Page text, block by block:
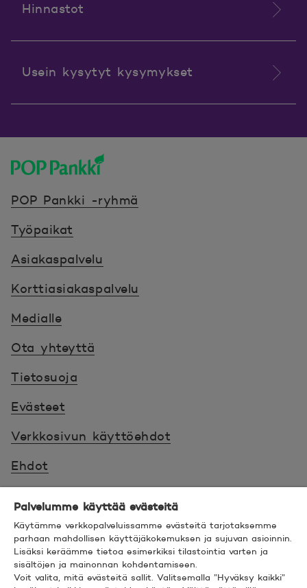
Hinnastot
Usein kysytyt kysymykset
POP Pankki -ryhmä
Työpaikat
Asiakaspalvelu
Korttiasiakaspalvelu
Medialle
Ota yhteyttä
Tietosuoja
Evästeet
Verkkosivun käyttöehdot
Ehdot
Saavutettavuus
Hyödyllistä tietää
Palvelumme käyttää evästeitä
Käytämme verkkopalveluissamme evästeitä tarjotaksemme
parhaan mahdollisen käyttäjäkokemuksen ja sujuvan asioinnin.
Lisäksi keräämme tietoa esimerkiksi tilastointia varten ja
sisältöjen ja mainonnan kohdentamiseen.
Voit valita, mitä evästeitä sallit. Valitsemalla ”Hyväksy kaikki”